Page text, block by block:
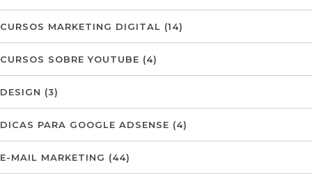
CURSOS MARKETING DIGITAL (14)
CURSOS SOBRE YOUTUBE (4)
DESIGN (3)
DICAS PARA GOOGLE ADSENSE (4)
E-MAIL MARKETING (44)